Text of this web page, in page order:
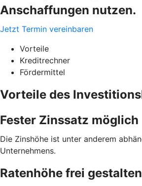
Anschaffungen nutzen.
Jetzt Termin vereinbaren
Vorteile
Kreditrechner
Fördermittel
Vorteile des
Fester Zinssatz möglich
Die Zinshöhe ist unter anderem
Unternehmens.
Ratenhöhe frei gestalten